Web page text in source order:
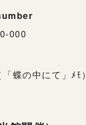
000
蝶の中にて」ﾒﾓ）